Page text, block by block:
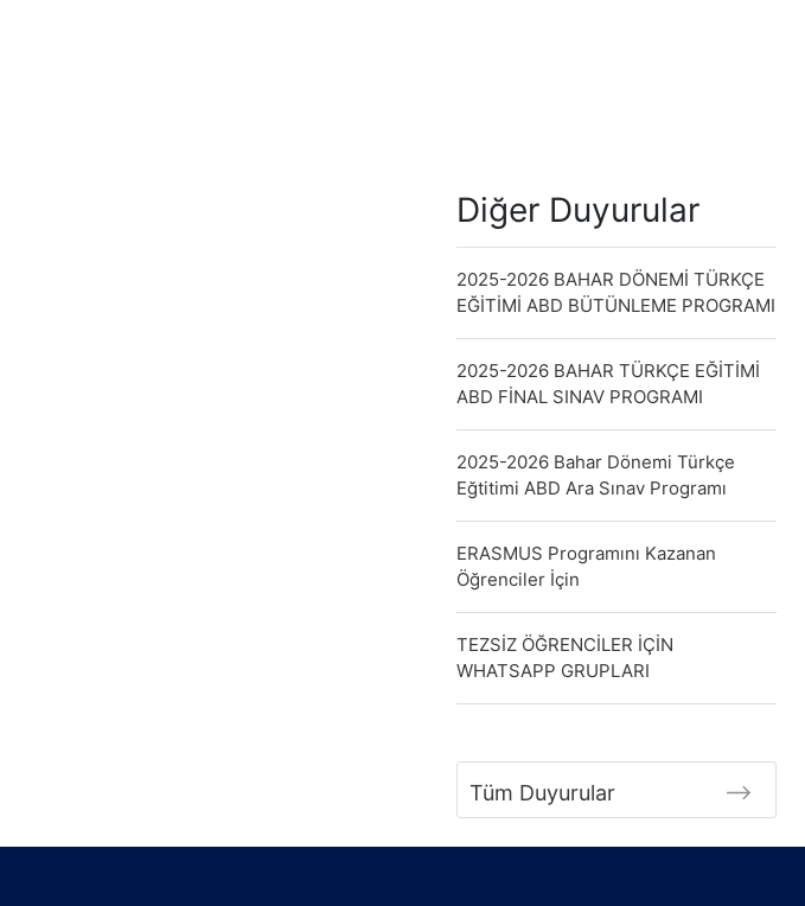
Diğer Duyurular
2025-2026 BAHAR DÖNEMİ TÜRKÇE
EĞİTİMİ ABD BÜTÜNLEME PROGRAMI
2025-2026 BAHAR TÜRKÇE EĞİTİMİ
ABD FİNAL SINAV PROGRAMI
2025-2026 Bahar Dönemi Türkçe
Eğtitimi ABD Ara Sınav Programı
ERASMUS Programını Kazanan
Öğrenciler İçin
TEZSİZ ÖĞRENCİLER İÇİN
WHATSAPP GRUPLARI
Tüm Duyurular